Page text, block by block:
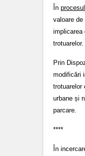
În
valoare
implicarea
trotuarelor.
Prin
modificări
trotuarelor
urbane și
parcare.
****
În